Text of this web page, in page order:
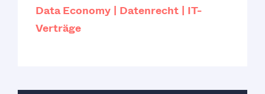
Data Economy Datenrecht
IT-
Verträge